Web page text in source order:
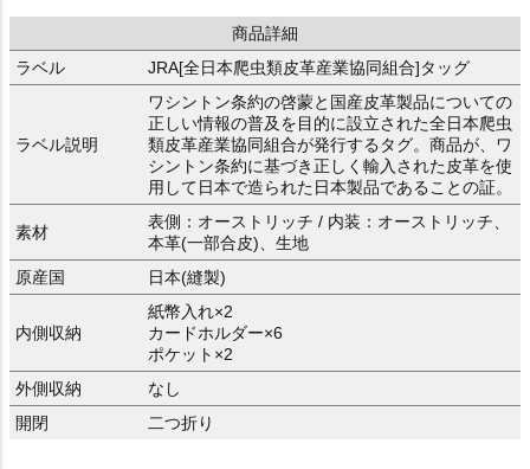
商品詳細
ラベル
JRA[全日本爬虫類皮革産業協同組合]タッグ
ラベル説明
ワシントン条約の啓蒙と国産皮革製品についての
正しい情報の普及を目的に設立された全日本爬虫
類皮革産業協同組合が発行するタグ。商品が、ワ
シントン条約に基づき正しく輸入された皮革を使
用して日本で造られた日本製品であることの証。
素材
表側：オーストリッチ / 内装：オーストリッチ、
本革(一部合皮)、生地
原産国
日本(縫製)
内側収納
紙幣入れ×2
カードホルダー×6
ポケット×2
外側収納
なし
開閉
二つ折り